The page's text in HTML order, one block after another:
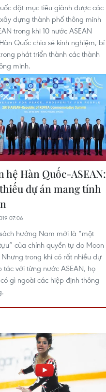
đặt mục tiêu giành được các
dựng thành phố thông minh
trong khi 10 nước ASEAN
Quốc chia sẻ kinh nghiệm, bí
phát triển thành các thành
minh.
hệ Hàn Quốc-ASEAN:
dự án mang tính
07:06
hướng Nam mới là “một
của chính quyền tự do Moon
Nhưng trong khi có rất nhiều dự
tác với từng nước ASEAN, họ
gì ngoài các hiệp định thông